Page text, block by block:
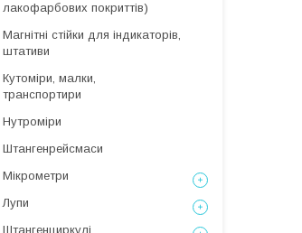
лакофарбових покриттів)
Магнітні стійки для індикаторів,
штативи
Кутоміри, малки,
транспортири
Нутроміри
Штангенрейсмаси
Мікрометри
Лупи
Штангенциркулі